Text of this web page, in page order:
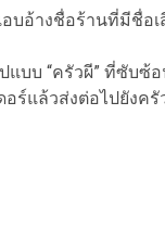
บอ้างชื่อร้านที่มีชื่อ
แบบ “ครัวผี” ที่ซับซ้
อร์แล้วส่งต่อไปยังค